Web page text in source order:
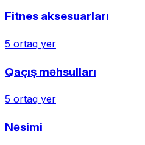
Fitnes aksesuarları
5 ortaq yer
Qaçış məhsulları
5 ortaq yer
Nəsimi